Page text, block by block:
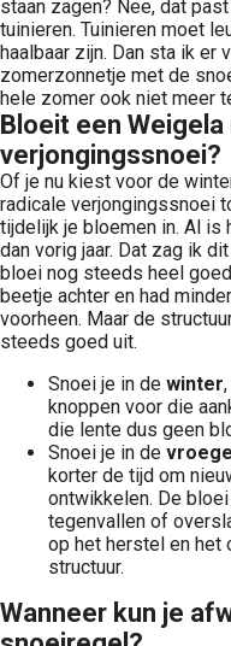
staan zagen? Nee, dat
tuinieren. Tuinieren moet
haalbaar zijn. Dan sta ik er
zomerzonnetje met de
hele zomer ook niet meer
Bloeit een
verjongingssnoei?
Of je nu kiest voor de
radicale verjongingssnoei
tijdelijk je bloemen in. Al is
dan vorig jaar. Dat zag ik
bloei nog steeds heel
beetje achter en had
voorheen. Maar de
steeds goed uit.
Snoei je in de winter
knoppen voor die
die lente dus geen
Snoei je in de
korter de tijd om
ontwikkelen. De
tegenvallen of
op het herstel en het
structuur.
Wanneer kun je